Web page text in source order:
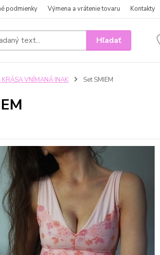
podmienky Výmena a vrátenie tovaru Kontakty
Hľadať
KRÁSA VNÍMANÁ INAK Set SMIEM